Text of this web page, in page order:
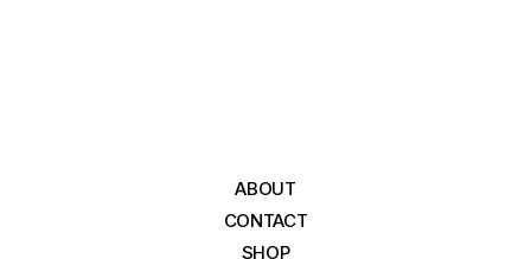
ABOUT
CONTACT
SHOP